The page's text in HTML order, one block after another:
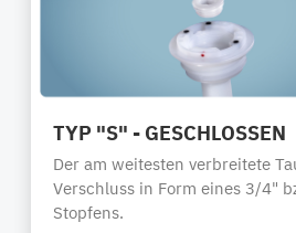
TYP "S" - GESCHLOSSEN
Der am weitesten verbreitete
Verschluss in Form eines 3/4"
Stopfens.